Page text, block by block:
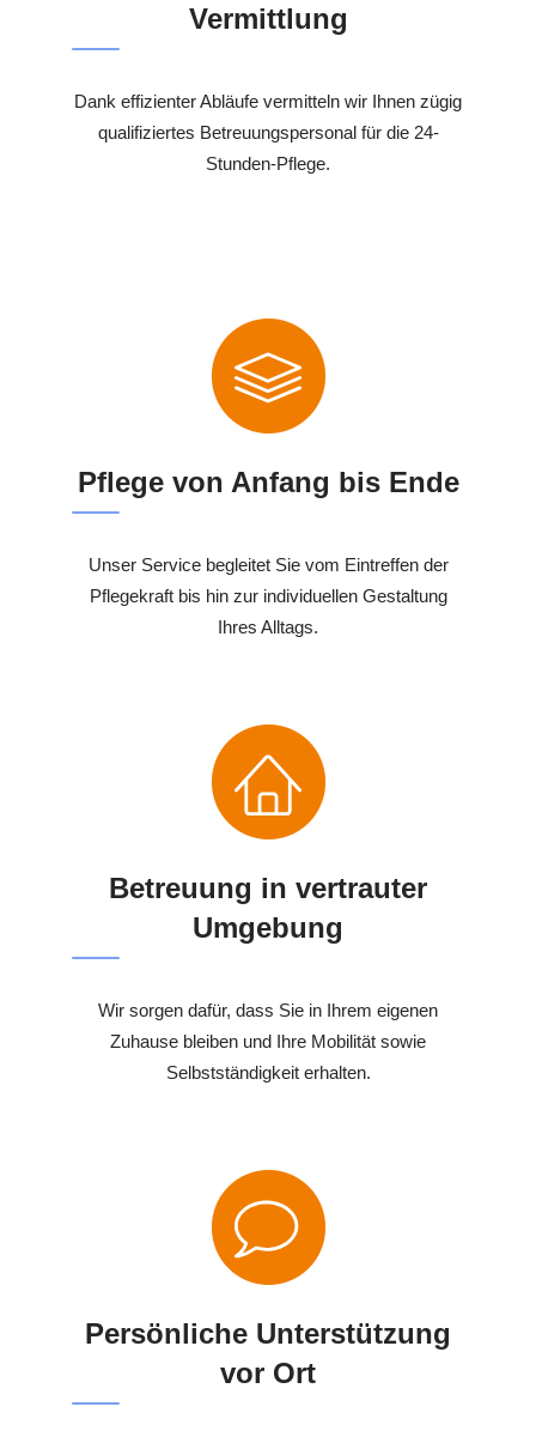
Vermittlung
Dank effizienter Abläufe vermitteln wir Ihnen zügig
qualifiziertes Betreuungspersonal für die 24-
Stunden-Pflege.
Pflege von Anfang bis Ende
Unser Service begleitet Sie vom Eintreffen der
Pflegekraft bis hin zur individuellen Gestaltung
Ihres Alltags.
Betreuung in vertrauter
Umgebung
Wir sorgen dafür, dass Sie in Ihrem eigenen
Zuhause bleiben und Ihre Mobilität sowie
Selbstständigkeit erhalten.
Persönliche Unterstützung
vor Ort